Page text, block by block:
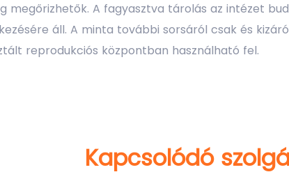
megőrizhetők. A fagyasztva tárolás az intézet
áll. A minta további sorsáról csak és
reprodukciós központban használható fel.
Kapcsolódó